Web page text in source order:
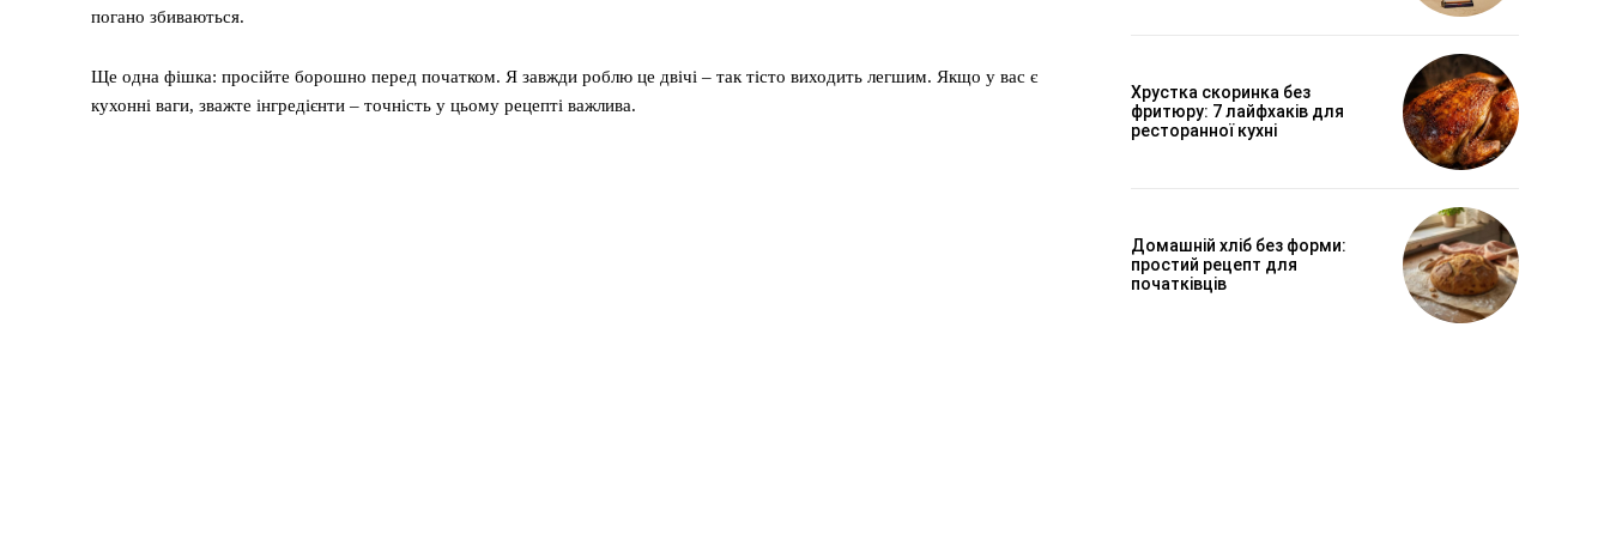
погано збиваються.
Ще одна фішка: просійте борошно перед початком. Я завжди роблю це двічі – так тісто виходить легшим. Якщо у вас є
кухонні ваги, зважте інгредієнти – точність у цьому рецепті важлива.
Хрустка скоринка без
фритюру: 7 лайфхаків для
ресторанної кухні
Домашній хліб без форми:
простий рецепт для
початківців